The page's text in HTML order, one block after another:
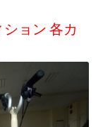
ョン 各カ